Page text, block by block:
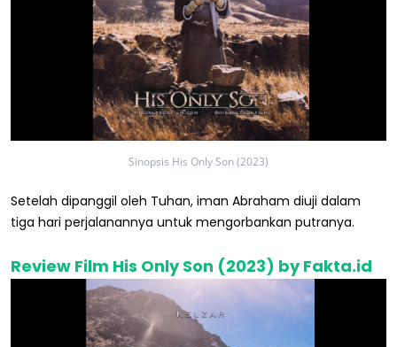
Sinopsis His Only Son (2023)
Setelah dipanggil oleh Tuhan, iman Abraham diuji dalam
tiga hari perjalanannya untuk mengorbankan putranya.
Review Film His Only Son (2023) by Fakta.id